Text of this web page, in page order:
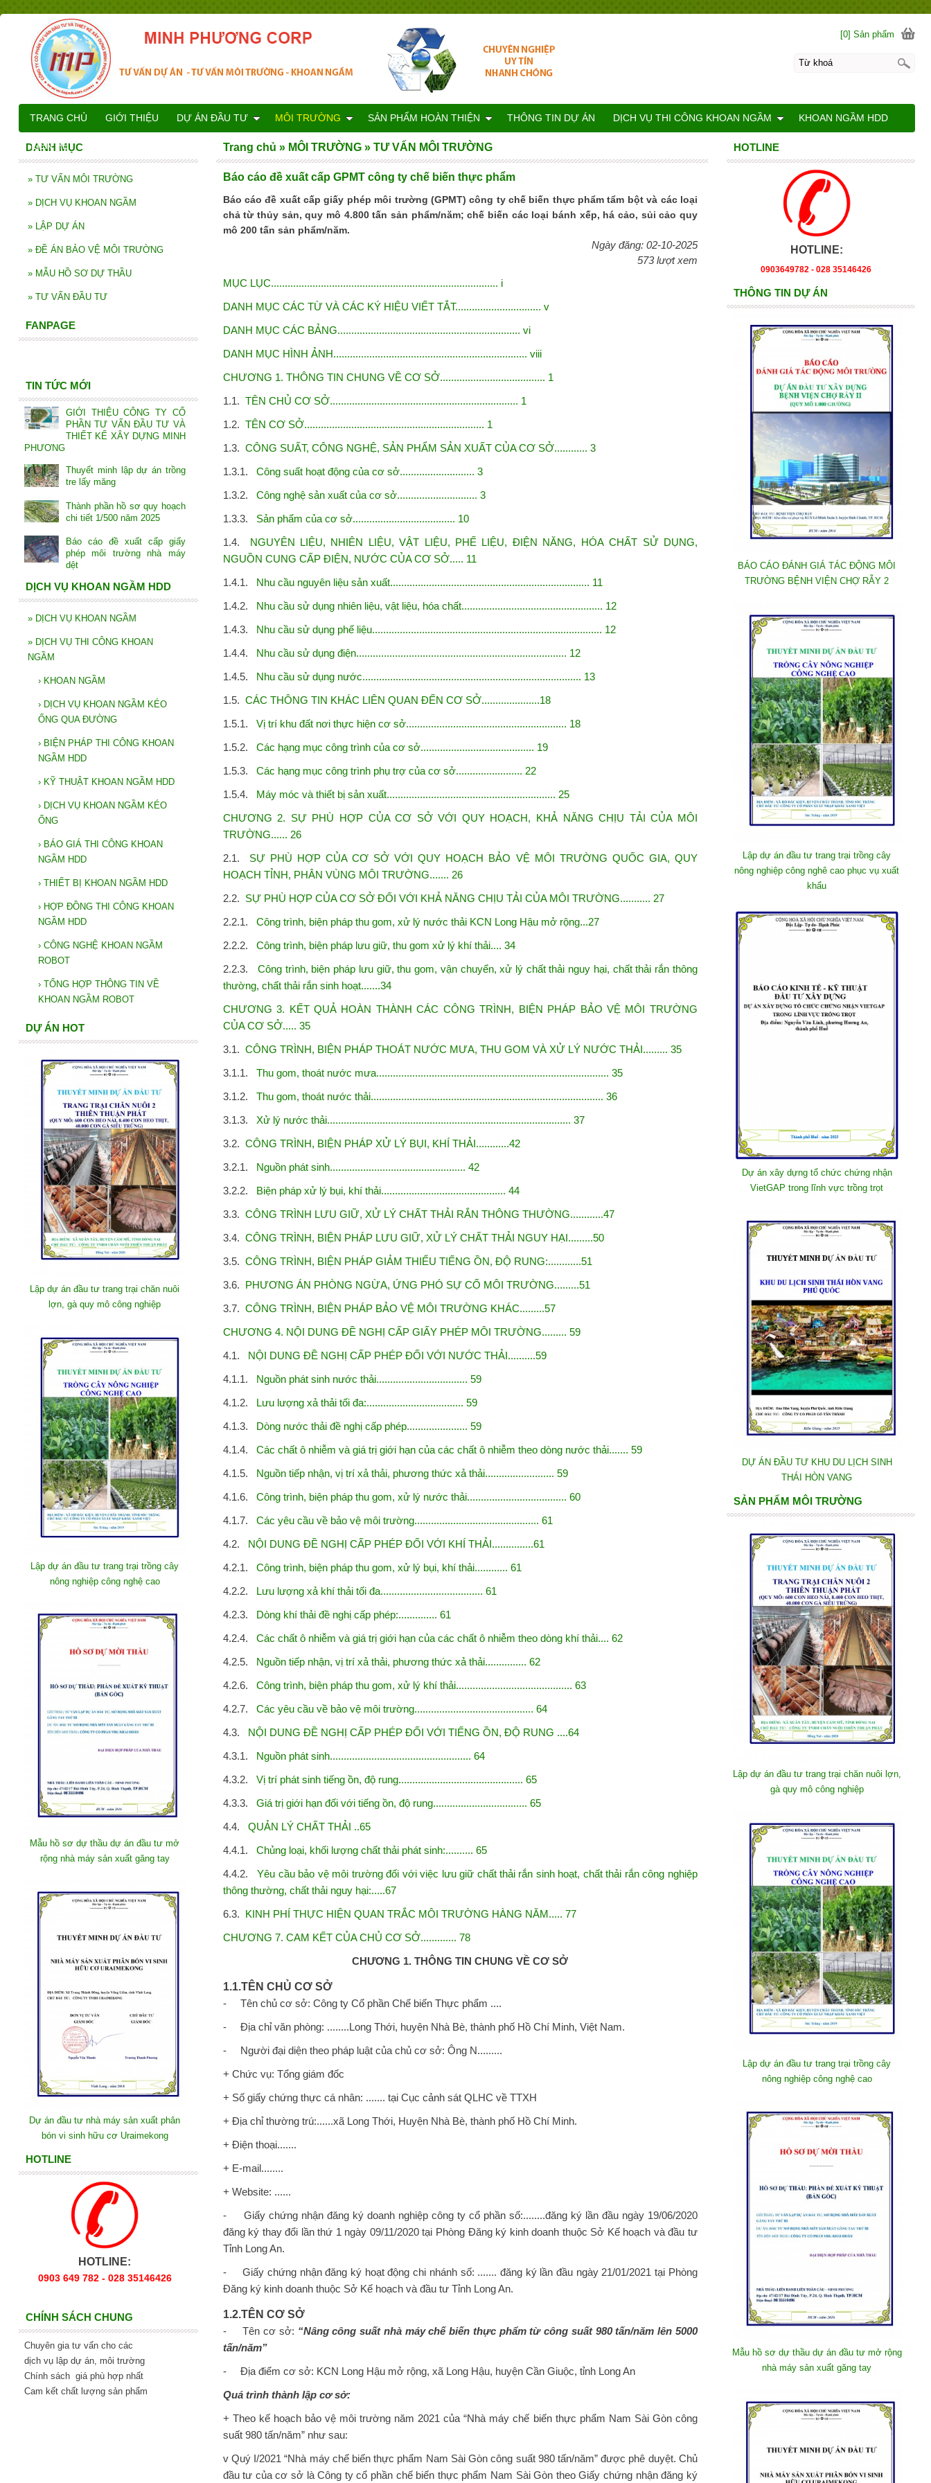
Báo cáo đề xuất cấp GPMT công ty chế biến thực phẩm
Báo cáo đề xuất cấp giấy phép môi trường (GPMT) công ty chế biến thực phẩm tẩm bột và các loại
chả từ thủy sản, quy mô 4.800 tấn sản phẩm/năm; chế biến các loại bánh xếp, há cảo, sủi cảo quy
mô 200 tấn sản phẩm/năm.
Ngày đăng: 02-10-2025
573 lượt xem
MỤC LỤC.................................................................................. i
DANH MỤC CÁC TỪ VÀ CÁC KÝ HIỆU VIẾT TẮT............................... v
DANH MỤC CÁC BẢNG.................................................................. vi
DANH MỤC HÌNH ẢNH...................................................................... viii
CHƯƠNG 1. THÔNG TIN CHUNG VỀ CƠ SỞ...................................... 1
1.1. TÊN CHỦ CƠ SỞ.................................................................... 1
1.2. TÊN CƠ SỞ................................................................. 1
1.3. CÔNG SUẤT, CÔNG NGHỆ, SẢN PHẨM SẢN XUẤT CỦA CƠ SỞ............ 3
1.3.1. Công suất hoạt động của cơ sở........................... 3
1.3.2. Công nghệ sản xuất của cơ sở............................. 3
1.3.3. Sản phẩm của cơ sở..................................... 10
1.4. NGUYÊN LIỆU, NHIÊN LIỆU, VẬT LIỆU, PHẾ LIỆU, ĐIỆN NĂNG, HÓA CHẤT SỬ DỤNG,
NGUỒN CUNG CẤP ĐIỆN, NƯỚC CỦA CƠ SỞ..... 11
1.4.1. Nhu cầu nguyên liệu sản xuất........................................................................ 11
1.4.2. Nhu cầu sử dụng nhiên liệu, vật liệu, hóa chất................................................... 12
1.4.3. Nhu cầu sử dụng phế liệu................................................................................... 12
1.4.4. Nhu cầu sử dụng điện............................................................................ 12
1.4.5. Nhu cầu sử dụng nước............................................................................... 13
1.5. CÁC THÔNG TIN KHÁC LIÊN QUAN ĐẾN CƠ SỞ.....................18
1.5.1. Vị trí khu đất nơi thực hiện cơ sở.......................................................... 18
1.5.2. Các hạng mục công trình của cơ sở......................................... 19
1.5.3. Các hạng mục công trình phụ trợ của cơ sở........................ 22
1.5.4. Máy móc và thiết bị sản xuất............................................................. 25
CHƯƠNG 2. SỰ PHÙ HỢP CỦA CƠ SỞ VỚI QUY HOẠCH, KHẢ NĂNG CHỊU TẢI CỦA MÔI
TRƯỜNG...... 26
2.1. SỰ PHÙ HỢP CỦA CƠ SỞ VỚI QUY HOẠCH BẢO VỆ MÔI TRƯỜNG QUỐC GIA, QUY
HOẠCH TỈNH, PHÂN VÙNG MÔI TRƯỜNG....... 26
2.2. SỰ PHÙ HỢP CỦA CƠ SỞ ĐỐI VỚI KHẢ NĂNG CHỊU TẢI CỦA MÔI TRƯỜNG........... 27
2.2.1. Công trình, biện pháp thu gom, xử lý nước thải KCN Long Hậu mở rộng...27
2.2.2. Công trình, biện pháp lưu giữ, thu gom xử lý khí thải.... 34
2.2.3. Công trình, biện pháp lưu giữ, thu gom, vận chuyển, xử lý chất thải nguy hại, chất thải rắn thông
thường, chất thải rắn sinh hoạt.......34
CHƯƠNG 3. KẾT QUẢ HOÀN THÀNH CÁC CÔNG TRÌNH, BIỆN PHÁP BẢO VỆ MÔI TRƯỜNG
CỦA CƠ SỞ..... 35
3.1. CÔNG TRÌNH, BIỆN PHÁP THOÁT NƯỚC MƯA, THU GOM VÀ XỬ LÝ NƯỚC THẢI......... 35
3.1.1. Thu gom, thoát nước mưa.................................................................................... 35
3.1.2. Thu gom, thoát nước thải.................................................................................... 36
3.1.3. Xử lý nước thải........................................................................................ 37
3.2. CÔNG TRÌNH, BIỆN PHÁP XỬ LÝ BỤI, KHÍ THẢI............42
3.2.1. Nguồn phát sinh................................................. 42
3.2.2. Biện pháp xử lý bụi, khí thải............................................. 44
3.3. CÔNG TRÌNH LƯU GIỮ, XỬ LÝ CHẤT THẢI RẮN THÔNG THƯỜNG............47
3.4. CÔNG TRÌNH, BIỆN PHÁP LƯU GIỮ, XỬ LÝ CHẤT THẢI NGUY HẠI.........50
3.5. CÔNG TRÌNH, BIỆN PHÁP GIẢM THIỂU TIẾNG ỒN, ĐỘ RUNG:............51
3.6. PHƯƠNG ÁN PHÒNG NGỪA, ỨNG PHÓ SỰ CỐ MÔI TRƯỜNG.........51
3.7. CÔNG TRÌNH, BIỆN PHÁP BẢO VỆ MÔI TRƯỜNG KHÁC.........57
CHƯƠNG 4. NỘI DUNG ĐỀ NGHỊ CẤP GIẤY PHÉP MÔI TRƯỜNG......... 59
4.1. NỘI DUNG ĐỀ NGHỊ CẤP PHÉP ĐỐI VỚI NƯỚC THẢI..........59
4.1.1. Nguồn phát sinh nước thải................................. 59
4.1.2. Lưu lượng xả thải tối đa:................................... 59
4.1.3. Dòng nước thải đề nghị cấp phép...................... 59
4.1.4. Các chất ô nhiễm và giá trị giới hạn của các chất ô nhiễm theo dòng nước thải....... 59
4.1.5. Nguồn tiếp nhận, vị trí xả thải, phương thức xả thải......................... 59
4.1.6. Công trình, biện pháp thu gom, xử lý nước thải.................................... 60
4.1.7. Các yêu cầu về bảo vệ môi trường............................................. 61
4.2. NỘI DUNG ĐỀ NGHỊ CẤP PHÉP ĐỐI VỚI KHÍ THẢI...............61
4.2.1. Công trình, biện pháp thu gom, xử lý bụi, khí thải............ 61
4.2.2. Lưu lượng xả khí thải tối đa..................................... 61
4.2.3. Dòng khí thải đề nghị cấp phép:.............. 61
4.2.4. Các chất ô nhiễm và giá trị giới hạn của các chất ô nhiễm theo dòng khí thải.... 62
4.2.5. Nguồn tiếp nhận, vị trí xả thải, phương thức xả thải............... 62
4.2.6. Công trình, biện pháp thu gom, xử lý khí thải.......................................... 63
4.2.7. Các yêu cầu về bảo vệ môi trường........................................... 64
4.3. NỘI DUNG ĐỀ NGHỊ CẤP PHÉP ĐỐI VỚI TIẾNG ỒN, ĐỘ RUNG ....64
4.3.1. Nguồn phát sinh................................................... 64
4.3.2. Vị trí phát sinh tiếng ồn, độ rung............................................. 65
4.3.3. Giá trị giới hạn đối với tiếng ồn, độ rung.................................. 65
4.4. QUẢN LÝ CHẤT THẢI ..65
4.4.1. Chủng loại, khối lượng chất thải phát sinh:.......... 65
4.4.2.Yêu cầu bảo vệ môi trường đối với việc lưu giữ chất thải rắn sinh hoạt, chất thải rắn công nghiệp
thông thường, chất thải nguy hại:.....67
6.3. KINH PHÍ THỰC HIỆN QUAN TRẮC MÔI TRƯỜNG HÀNG NĂM..... 77
CHƯƠNG 7. CAM KẾT CỦA CHỦ CƠ SỞ............. 78
CHƯƠNG 1. THÔNG TIN CHUNG VỀ CƠ SỞ
1.1.TÊN CHỦ CƠ SỞ
- Tên chủ cơ sở: Công ty Cổ phần Chế biến Thực phẩm ....
- Địa chỉ văn phòng: ........Long Thới, huyện Nhà Bè, thành phố Hồ Chí Minh, Việt Nam.
- Người đại diện theo pháp luật của chủ cơ sở: Ông N.........
+ Chức vụ: Tổng giám đốc
+ Số giấy chứng thực cá nhân: ....... tại Cục cảnh sát QLHC về TTXH
+ Địa chỉ thường trú:......xã Long Thới, Huyện Nhà Bè, thành phố Hồ Chí Minh.
+ Điện thoại.......
+ E-mail........
+ Website: ......
- Giấy chứng nhận đăng ký doanh nghiệp công ty cổ phần số:........đăng ký lần đầu ngày 19/06/2020
đăng ký thay đổi lần thứ 1 ngày 09/11/2020 tại Phòng Đăng ký kinh doanh thuộc Sở Kế hoạch và đầu tư
Tỉnh Long An.
- Giấy chứng nhận đăng ký hoạt động chi nhánh số: ....... đăng ký lần đầu ngày 21/01/2021 tại Phòng
Đăng ký kinh doanh thuộc Sở Kế hoạch và đầu tư Tỉnh Long An.
1.2.TÊN CƠ SỞ
- Tên cơ sở: “Nâng công suất nhà máy chế biến thực phẩm từ công suất 980 tấn/năm lên 5000
tấn/năm”
- Địa điểm cơ sở: KCN Long Hậu mở rộng, xã Long Hậu, huyện Cần Giuộc, tỉnh Long An
Quá trình thành lập cơ sở:
+ Theo kế hoạch bảo vệ môi trường năm 2021 của “Nhà máy chế biến thực phẩm Nam Sài Gòn công
suất 980 tấn/năm” như sau:
v Quý I/2021 “Nhà máy chế biến thực phẩm Nam Sài Gòn công suất 980 tấn/năm” được phê duyệt. Chủ
đầu tư của cơ sở là Công ty cổ phần chế biến thực phẩm Nam Sài Gòn theo Giấy chứng nhận đăng ký
Trang chủ » MÔI TRƯỜNG » TƯ VẤN MÔI TRƯỜNG HOTLINE
HOTLINE:
0903649782 - 028 35146426
THÔNG TIN DỰ ÁN
BÁO CÁO ĐÁNH GIÁ TÁC ĐỘNG MÔI
TRƯỜNG BỆNH VIỆN CHỢ RẪY 2
Lập dự án đầu tư trang trại trồng cây
nông nghiệp công nghê cao phục vụ xuất
khẩu
Dự án xây dựng tổ chức chứng nhận
VietGAP trong lĩnh vực trồng trọt
DỰ ÁN ĐẦU TƯ KHU DU LỊCH SINH
THÁI HÒN VANG
SẢN PHẨM MÔI TRƯỜNG
Lập dự án đầu tư trang trại chăn nuôi lợn,
gà quy mô công nghiệp
Lập dự án đầu tư trang trại trồng cây
nông nghiệp công nghệ cao
Mẫu hồ sơ dự thầu dự án đầu tư mở rộng
nhà máy sản xuất găng tay
DANH MỤC
» TƯ VẤN MÔI TRƯỜNG
» DỊCH VỤ KHOAN NGẦM
» LẬP DỰ ÁN
» ĐỀ ÁN BẢO VỆ MÔI TRƯỜNG
» MẪU HỒ SƠ DỰ THẦU
» TƯ VẤN ĐẦU TƯ
FANPAGE
TIN TỨC MỚI
GIỚI THIỆU CÔNG TY CỔ
PHẦN TƯ VẤN ĐẦU TƯ VÀ
THIẾT KẾ XÂY DỰNG MINH
PHƯƠNG
Thuyết minh lập dự án trồng
tre lấy măng
Thành phần hồ sơ quy hoạch
chi tiết 1/500 năm 2025
Báo cáo đề xuất cấp giấy
phép môi trường nhà máy
dệt
DỊCH VỤ KHOAN NGẦM HDD
» DỊCH VỤ KHOAN NGẦM
» DỊCH VỤ THI CÔNG KHOAN
NGẦM
› KHOAN NGẦM
› DỊCH VỤ KHOAN NGẦM KÉO
ỐNG QUA ĐƯỜNG
› BIỆN PHÁP THI CÔNG KHOAN
NGẦM HDD
› KỸ THUẬT KHOAN NGẦM HDD
› DỊCH VỤ KHOAN NGẦM KÉO
ỐNG
› BÁO GIÁ THI CÔNG KHOAN
NGẦM HDD
› THIẾT BỊ KHOAN NGẦM HDD
› HỢP ĐỒNG THI CÔNG KHOAN
NGẦM HDD
› CÔNG NGHỆ KHOAN NGẦM
ROBOT
› TỔNG HỢP THÔNG TIN VỀ
KHOAN NGẦM ROBOT
DỰ ÁN HOT
Lập dự án đầu tư trang trại chăn nuôi
lợn, gà quy mô công nghiệp
Lập dự án đầu tư trang trại trồng cây
nông nghiệp công nghệ cao
Mẫu hồ sơ dự thầu dự án đầu tư mở
rộng nhà máy sản xuất găng tay
Dự án đầu tư nhà máy sản xuất phân
bón vi sinh hữu cơ Uraimekong
HOTLINE
HOTLINE:
0903 649 782 - 028 35146426
CHÍNH SÁCH CHUNG
Chuyên gia tư vấn cho các
dịch vụ lập dự án, môi trường
Chính sách giá phù hợp nhất
Cam kết chất lượng sản phẩm
[0] Sản phẩm
TRANG CHỦ GIỚI THIỆU DỰ ÁN ĐẦU TƯ MÔI TRƯỜNG SẢN PHẨM HOÀN THIỆN THÔNG TIN DỰ ÁN DỊCH VỤ THI CÔNG KHOAN NGẦM KHOAN NGẦM HDD
LIÊN HỆ